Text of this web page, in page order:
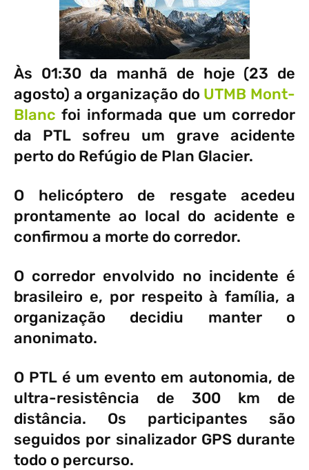
Às 01:30 da manhã de hoje (23 de
agosto) a organização do UTMB Mont-
Blanc foi informada que um corredor
da PTL sofreu um grave acidente
perto do Refúgio de Plan Glacier.
O helicóptero de resgate acedeu
prontamente ao local do acidente e
confirmou a morte do corredor.
O corredor envolvido no incidente é
brasileiro e, por respeito à família, a
organização decidiu manter o
anonimato.
O PTL é um evento em autonomia, de
ultra-resistência de 300 km de
distância. Os participantes são
seguidos por sinalizador GPS durante
todo o percurso.